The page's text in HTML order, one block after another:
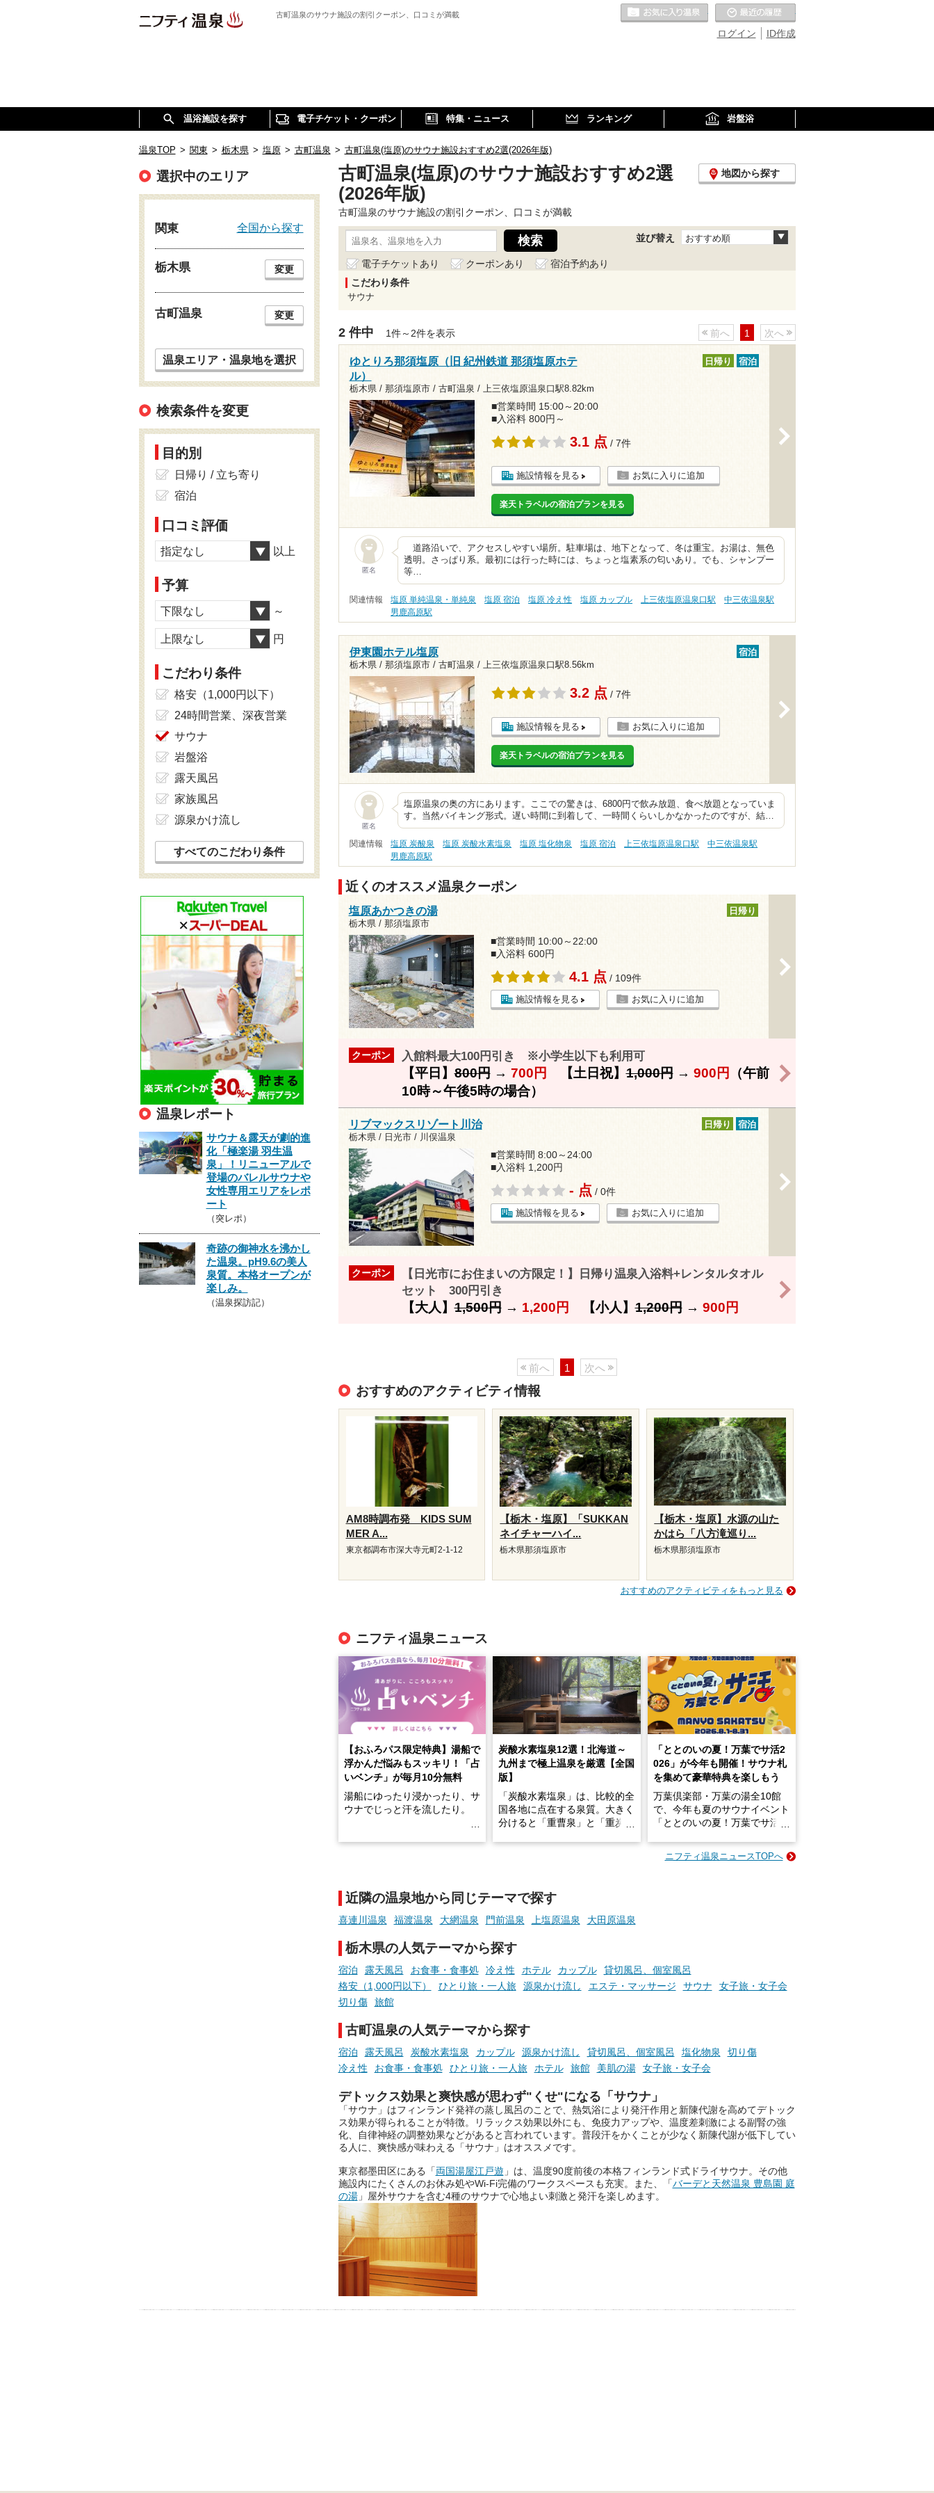
古町温泉のサウナ施設の割引クーポン、口コミが満載
ID作成
ログイン
お気に入りの温泉
温浴施設を探す 電子チケット・クーポン 特集・ニュース ランキング 岩盤浴
温泉TOP > 関東 > 栃木県 > 塩原 > 古町温泉 > 古町温泉(塩原)のサウナ施設おすすめ2選(2026年版)
古町温泉(塩原)のサウナ施設おすすめ2選
(2026年版)
地図から探す
古町温泉のサウナ施設の割引クーポン、口コミが満載
並び替え おすすめ順
電子チケットあり クーポンあり
宿泊予約あり
こだわり条件
サウナ
2 件中 1件～2件を表示 前へ 1 次へ
ゆとりろ那須塩原（旧 紀州鉄道 那須塩原ホテ
ル）
栃木県 / 那須塩原市 / 古町温泉 / 上三依塩原温泉口駅8.82km
日帰り 宿泊
■営業時間 15:00～20:00
■入浴料 800円～
3.1 点 / 7件
施設情報を見る お気に入りに追加
楽天トラベルの宿泊プランを見る
匿名
道路沿いで、アクセスしやすい場所。駐車場は、地下となって、冬は重宝。お湯は、無色
透明。さっぱり系。最初には行った時には、ちょっと塩素系の匂いあり。でも、シャンプー
等…
関連情報 塩原 単純温泉・単純泉 塩原 宿泊 塩原 冷え性 塩原 カップル 上三依塩原温泉口駅
中三依温泉駅
男鹿高原駅
伊東園ホテル塩原
栃木県 / 那須塩原市 / 古町温泉 / 上三依塩原温泉口駅8.56km
宿泊
3.2 点 / 7件
施設情報を見る お気に入りに追加
楽天トラベルの宿泊プランを見る
匿名
塩原温泉の奥の方にあります。ここでの驚きは、6800円で飲み放題、食べ放題となっていま
す。当然バイキング形式。遅い時間に到着して、一時間くらいしかなかったのですが、結…
関連情報 塩原 炭酸泉 塩原 炭酸水素塩泉 塩原 塩化物泉 塩原 宿泊 上三依塩原温泉口駅
中三依温泉駅
男鹿高原駅
近くのオススメ温泉クーポン
塩原あかつきの湯
栃木県 / 那須塩原市
日帰り
■営業時間 10:00～22:00
■入浴料 600円
4.1 点 / 109件
施設情報を見る お気に入りに追加
クーポン 入館料最大100円引き ※小学生以下も利用可
【平日】800円→ 700円 【土日祝】1,000円→ 900円
（午前
10時～午後5時の場合）
リブマックスリゾート川治
栃木県 / 日光市 / 川俣温泉
日帰り 宿泊
■営業時間 8:00～24:00
■入浴料 1,200円
- 点 / 0件
施設情報を見る お気に入りに追加
クーポン
【日光市にお住まいの方限定！】日帰り温泉入浴料+レンタルタオル
セット 300円引き
【大人】1,500円→ 1,200円 【小人】1,200円→ 900円
>
前へ 1 次へ
おすすめのアクティビティ情報
AM8時調布発 KIDS SUM
MER A...
東京都調布市深大寺元町2-1-12
【栃木・塩原】「SUKKAN
ネイチャーハイ...
栃木県那須塩原市
【栃木・塩原】水源の山た
かはら「八方滝巡り...
栃木県那須塩原市
おすすめのアクティビティをもっと見る
ニフティ温泉ニュース
【おふろパス限定特典】湯船で
浮かんだ悩みもスッキリ！「占
いベンチ」が毎月10分無料
湯船にゆったり浸かったり、サ
ウナでじっと汗を流したり。
た「これからのこと」や「ちょ
っとした悩み」が、頭に浮かん
でくることはありませんか？
お風呂でリラックスしているか
らこそ向き合える、大切な自分
の本音。
そんな心のつぶやきを、湯あが
りの温まった心のまま相談でき
たら素敵ですよね。
ニフティ温泉の「占いベンチ」
は、そんなあなたの心のつぶや
きをプロの占い師に相談するこ
とができるサービスです。
おふろパス会員様なら、この特
別なひとときを「毎月10分無
料」でご利用いただけます。
お湯で体がほぐれたら、次は占
い師さんとお話しして、心もほ
ぐしてみませんか？
炭酸水素塩泉12選！北海道～
九州まで極上温泉を厳選【全国
版】
「炭酸水素塩泉」は、比較的全
国各地に点在する泉質。大きく
分けると「重曹泉」と「重炭酸
す。
今回は筆者自ら入浴した中か
ら、日本各地にある炭酸水素塩
泉を12施設セレクト。すべて
日帰り入浴可能で、源泉かけ流
しと泉質の良さにこだわりつ
つ、万人におすすめしたい施設
「ととのいの夏！万葉でサ活2
026」が今年も開催！サウナ札
を集めて豪華特典を楽しもう
万葉倶楽部・万葉の湯全10館
で、今年も夏のサウナイベント
「ととのいの夏！万葉でサ活2
2026年8月1日（土）～8月31
さらに、各館ではアロマロウリ
ュやアウフグースなど、サウナ
好きにはたまらない多彩なイベ
───
提供元：万葉倶楽部株式会社
【PR】
のPR記事です。
ニフティ温泉ニュースTOPへ
近隣の温泉地から同じテーマで探す
喜連川温泉 福渡温泉 大網温泉 門前温泉 上塩原温泉 大田原温泉
栃木県の人気テーマから探す
宿泊 露天風呂 お食事・食事処 冷え性 ホテル カップル
貸切風呂、個室風呂
格安（1,000円以下）
ひとり旅・一人旅 源泉かけ流し エステ・マッサージ サウナ
女子旅・女子会
切り傷
旅館
古町温泉の人気テーマから探す
宿泊 露天風呂 炭酸水素塩泉 カップル 源泉かけ流し 貸切風呂、個室風呂 塩化物泉
切り傷
冷え性
お食事・食事処 ひとり旅・一人旅 ホテル 旅館 美肌の湯 女子旅・女子会
デトックス効果と爽快感が思わず"くせ"になる「サウナ」
「サウナ」はフィンランド発祥の蒸し風呂のことで、熱気浴により発汗作用と新陳代謝を高めてデトック
ス効果が得られることが特徴。リラックス効果以外にも、免疫力アップや、温度差刺激による副腎の強
化、自律神経の調整効果などがあると言われています。普段汗をかくことが少なく新陳代謝が低下してい
る人に、爽快感が味わえる「サウナ」はオススメです。
東京都墨田区にある「両国湯屋江戸遊 」は、温度90度前後の本格フィンランド式ドライサウナ。その他
施設内にたくさんのお休み処やWi-Fi完備のワークスペースも充実。また、「バーデと天然温泉 豊島園 庭
の湯」屋外サウナを含む4種のサウナで心地よい刺激と発汗を楽しめます。
選択中のエリア
関東 全国から探す
栃木県 変更
古町温泉 変更
温泉エリア・温泉地を選択
検索条件を変更
目的別
日帰り / 立ち寄り
宿泊
口コミ評価
指定なし 以上
予算
下限なし ～
上限なし 円
こだわり条件
格安（1,000円以下）
24時間営業、深夜営業
サウナ
岩盤浴
露天風呂
家族風呂
源泉かけ流し
すべてのこだわり条件
温泉レポート
サウナ＆露天が劇的進
化「極楽湯 羽生温
泉」！リニューアルで
登場のバレルサウナや
女性専用エリアをレポ
ート
（突レポ）
奇跡の御神水を沸かし
た温泉。pH9.6の美人
泉質。本格オープンが
楽しみ。
（温泉探訪記）